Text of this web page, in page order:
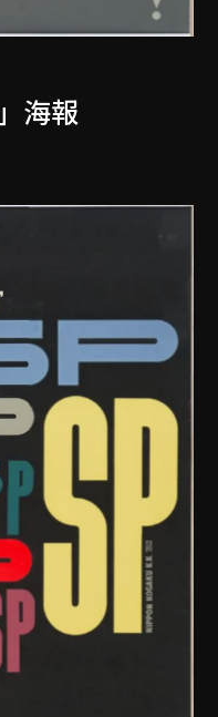
海報